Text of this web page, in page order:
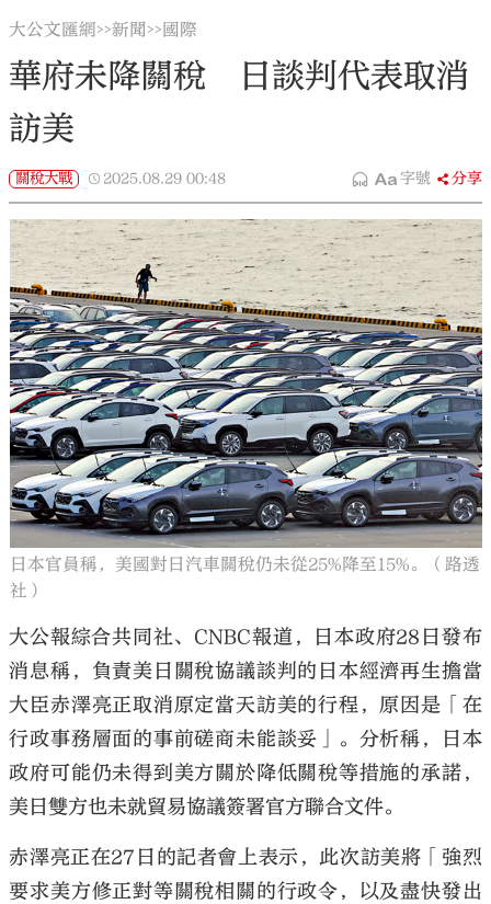
大公文匯網>>新聞>> 國際
華府未降關稅 日談判代表取消
訪美
關稅大戰 2025.08.29 00:48 字號 分享
日本官員稱，美國對日汽車關稅仍未從25%降至15%。（路透
社）
大公報綜合共同社、CNBC報道，日本政府28日發布
消息稱，負責美日關稅協議談判的日本經濟再生擔當
大臣赤澤亮正取消原定當天訪美的行程，原因是「在
行政事務層面的事前磋商未能談妥」。分析稱，日本
政府可能仍未得到美方關於降低關稅等措施的承諾，
美日雙方也未就貿易協議簽署官方聯合文件。
赤澤亮正在27日的記者會上表示，此次訪美將「強烈
要求美方修正對等關稅相關的行政令，以及盡快發出